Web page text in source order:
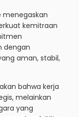
menegaskan
kemitraan
dengan
aman, stabil,
bahwa kerja
melainkan
yang